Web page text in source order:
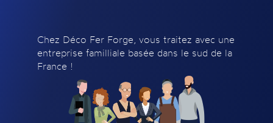
Chez Déco Fer Forge, vous traitez avec une
entreprise familliale basée dans le sud de la
France !